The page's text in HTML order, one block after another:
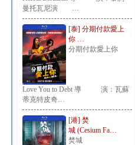
曼托瓦尼演 …
[泰] 分期付款愛上
你 …
分期付款愛上你
Love You to Debt 導 演：瓦蘇
蒂克特皮奇…
[港] 焚
城 (Cesium Fa…
焚城